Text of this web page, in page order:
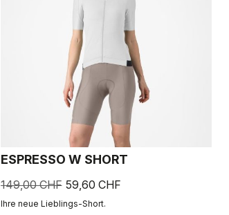
ESPRESSO W SHORT
149,00 CHF 59,60 CHF
Ihre neue Lieblings-Short.